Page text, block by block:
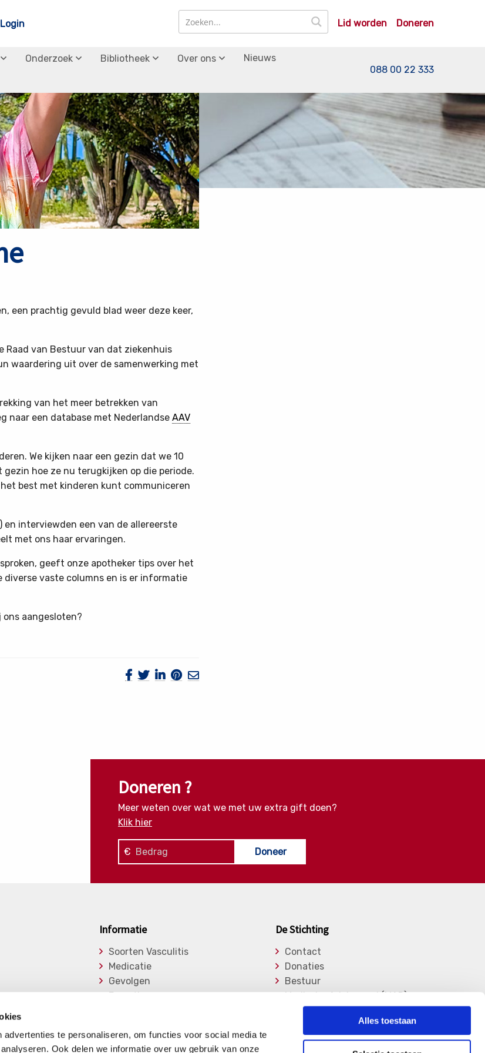
te personaliseren, om functies voor social media te
Ook delen we informatie over uw gebruik van onze
Alles toestaan
Login
Zoek
Lid worden Doneren
Onderzoek Bibliotheek Over ons Nieuws
088 00 22 333
een prachtig gevuld blad weer deze keer,
Raad van Bestuur van dat ziekenhuis
waardering uit over de samenwerking met
van het meer betrekken van
naar een database met Nederlandse AAV
We kijken naar een gezin dat we 10
hoe ze nu terugkijken op die periode.
best met kinderen kunt communiceren
en interviewden een van de allereerste
met ons haar ervaringen.
geeft onze apotheker tips over het
vaste columns en is er informatie
aangesloten?
Doneren ?
Meer weten over wat we met uw extra gift doen?
Klik hier
€ Doneer
Informatie
Soorten Vasculitis
Medicatie
Gevolgen
Expertise
Nieuwsberichten
De Stichting
Contact
Donaties
Bestuur
Medische Adviesraad (MAR)
Lid worden
Over de stichting
Vrijwilligers